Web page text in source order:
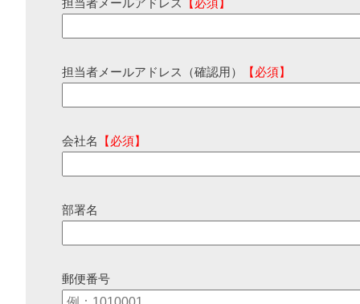
担当者メールアドレス 【必須】
担当者メールアドレス（確認用） 【必須】
会社名 【必須】
部署名
郵便番号